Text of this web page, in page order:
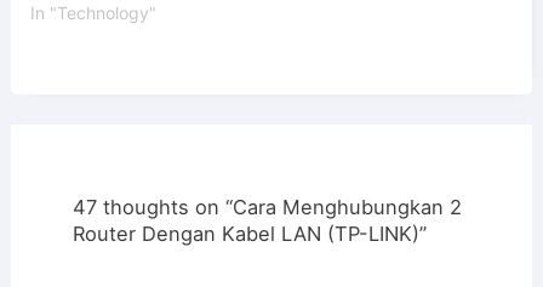
In "Technology"
47 thoughts on “Cara Menghubungkan 2
Router Dengan Kabel LAN (TP-LINK)”